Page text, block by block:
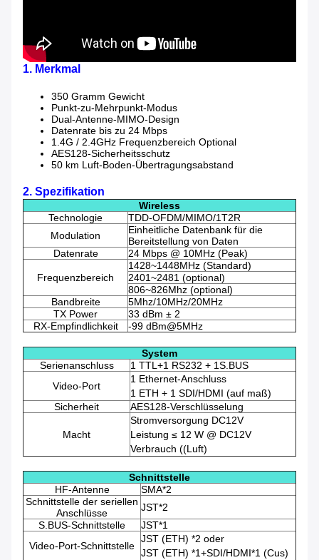
1. Merkmal
350 Gramm Gewicht
Punkt-zu-Mehrpunkt-Modus
Dual-Antenne-MIMO-Design
Datenrate bis zu 24 Mbps
1.4G / 2.4GHz Frequenzbereich Optional
AES128-Sicherheitsschutz
50 km Luft-Boden-Übertragungsabstand
2. Spezifikation
Wireless
Technologie
TDD-OFDM/MIMO/1T2R
Modulation
Einheitliche Datenbank für die
Bereitstellung von Daten
Datenrate
24 Mbps @ 10MHz (Peak)
Frequenzbereich
1428~1448MHz (Standard)
2401~2481 (optional)
806~826Mhz (optional)
Bandbreite
5Mhz/10MHz/20MHz
TX Power
33 dBm ± 2
RX-Empfindlichkeit
-99 dBm@5MHz
System
Serienanschluss
1 TTL+1 RS232 + 1S.BUS
Video-Port
1 Ethernet-Anschluss
1 ETH + 1 SDI/HDMI (auf maß)
Sicherheit
AES128-Verschlüsselung
Macht
Stromversorgung DC12V
Leistung ≤ 12 W @ DC12V
Verbrauch ((Luft)
Schnittstelle
HF-Antenne
SMA*2
Schnittstelle der seriellen
Anschlüsse
JST*2
S.BUS-Schnittstelle
JST*1
Video-Port-Schnittstelle
JST (ETH) *2 oder
JST (ETH) *1+SDI/HDMI*1 (Cus)